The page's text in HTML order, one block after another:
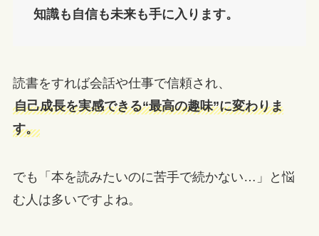
知識も自信も未来も手に入ります。
読書をすれば会話や仕事で信頼され、
自己成長を実感できる“最高の趣味”に変わりま
す。
でも「本を読みたいのに苦手で続かない…」と悩
む人は多いですよね。